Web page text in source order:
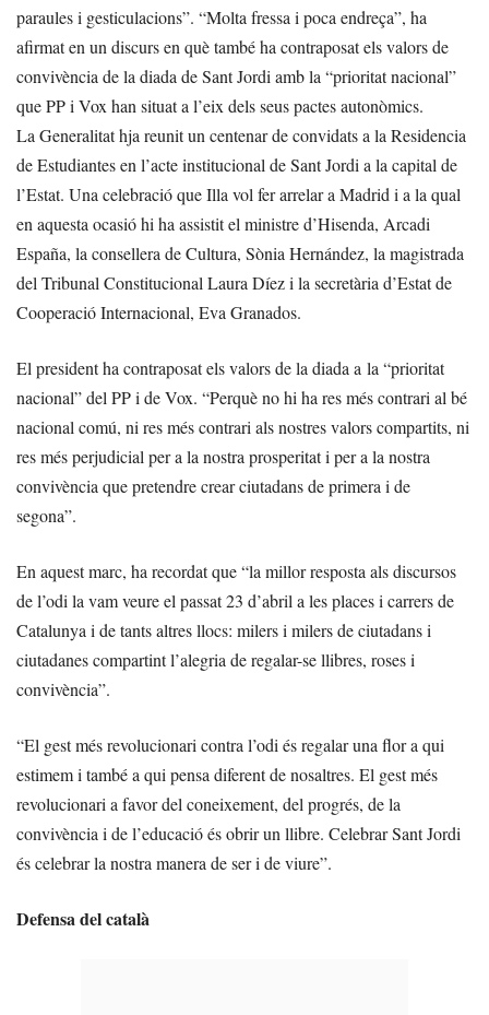
paraules i gesticulacions”. “Molta fressa i poca endreça”, ha
afirmat en un discurs en què també ha contraposat els valors de
convivència de la diada de Sant Jordi amb la “prioritat nacional”
que PP i Vox han situat a l’eix dels seus pactes autonòmics.
La Generalitat hja reunit un centenar de convidats a la Residencia
de Estudiantes en l’acte institucional de Sant Jordi a la capital de
l’Estat. Una celebració que Illa vol fer arrelar a Madrid i a la qual
en aquesta ocasió hi ha assistit el ministre d’Hisenda, Arcadi
España, la consellera de Cultura, Sònia Hernández, la magistrada
del Tribunal Constitucional Laura Díez i la secretària d’Estat de
Cooperació Internacional, Eva Granados.
El president ha contraposat els valors de la diada a la “prioritat
nacional” del PP i de Vox. “Perquè no hi ha res més contrari al bé
nacional comú, ni res més contrari als nostres valors compartits, ni
res més perjudicial per a la nostra prosperitat i per a la nostra
convivència que pretendre crear ciutadans de primera i de
segona”.
En aquest marc, ha recordat que “la millor resposta als discursos
de l’odi la vam veure el passat 23 d’abril a les places i carrers de
Catalunya i de tants altres llocs: milers i milers de ciutadans i
ciutadanes compartint l’alegria de regalar-se llibres, roses i
convivència”.
“El gest més revolucionari contra l’odi és regalar una flor a qui
estimem i també a qui pensa diferent de nosaltres. El gest més
revolucionari a favor del coneixement, del progrés, de la
convivència i de l’educació és obrir un llibre. Celebrar Sant Jordi
és celebrar la nostra manera de ser i de viure”.
Defensa del català